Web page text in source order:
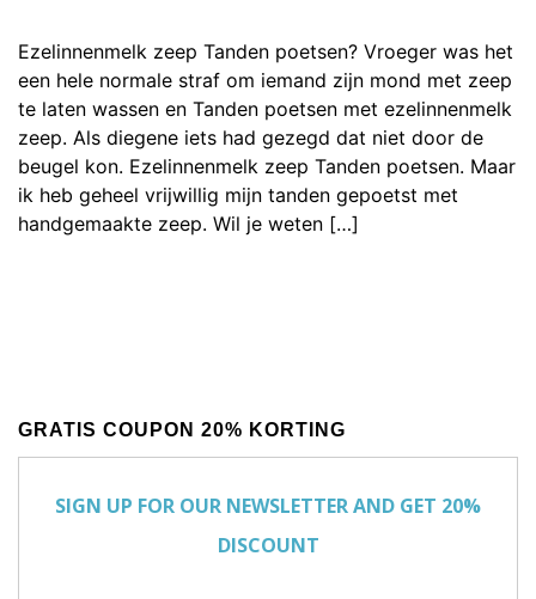
Ezelinnenmelk zeep Tanden poetsen? Vroeger was het
een hele normale straf om iemand zijn mond met zeep
te laten wassen en Tanden poetsen met ezelinnenmelk
zeep. Als diegene iets had gezegd dat niet door de
beugel kon. Ezelinnenmelk zeep Tanden poetsen. Maar
ik heb geheel vrijwillig mijn tanden gepoetst met
handgemaakte zeep. Wil je weten […]
GRATIS COUPON 20% KORTING